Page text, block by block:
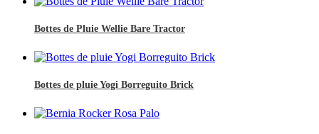
Bottes de Pluie Wellie Bare Tractor
Bottes de pluie Yogi Borreguito Brick